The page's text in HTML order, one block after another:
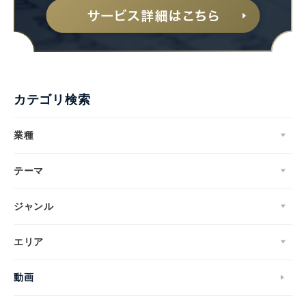
カテゴリ検索
業種
テーマ
ジャンル
エリア
動画